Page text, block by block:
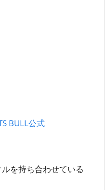
BULL公式
を持ち合わせている